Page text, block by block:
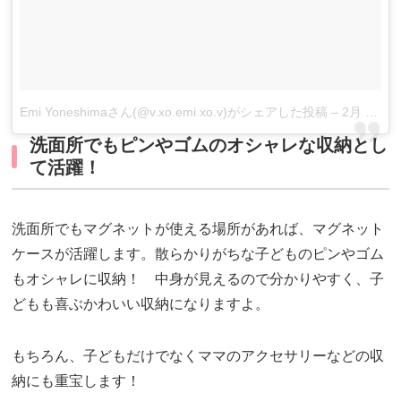
Emi Yoneshimaさん(@v.xo.emi.xo.v)がシェアした投稿 – 2月 20, 2017 at 1:10午前 PST
洗面所でもピンやゴムのオシャレな収納とし
て活躍！
洗面所でもマグネットが使える場所があれば、マグネット
ケースが活躍します。散らかりがちな子どものピンやゴム
もオシャレに収納！ 中身が見えるので分かりやすく、子
どもも喜ぶかわいい収納になりますよ。
もちろん、子どもだけでなくママのアクセサリーなどの収
納にも重宝します！